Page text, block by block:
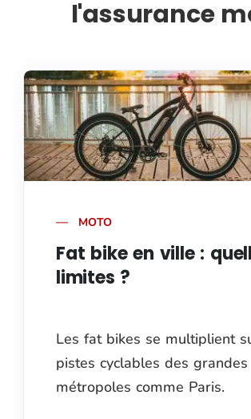
l'assurance
MOTO
Fat bike en ville :
limites ?
Les fat bikes se multiplient
pistes cyclables des grandes
métropoles comme Paris.